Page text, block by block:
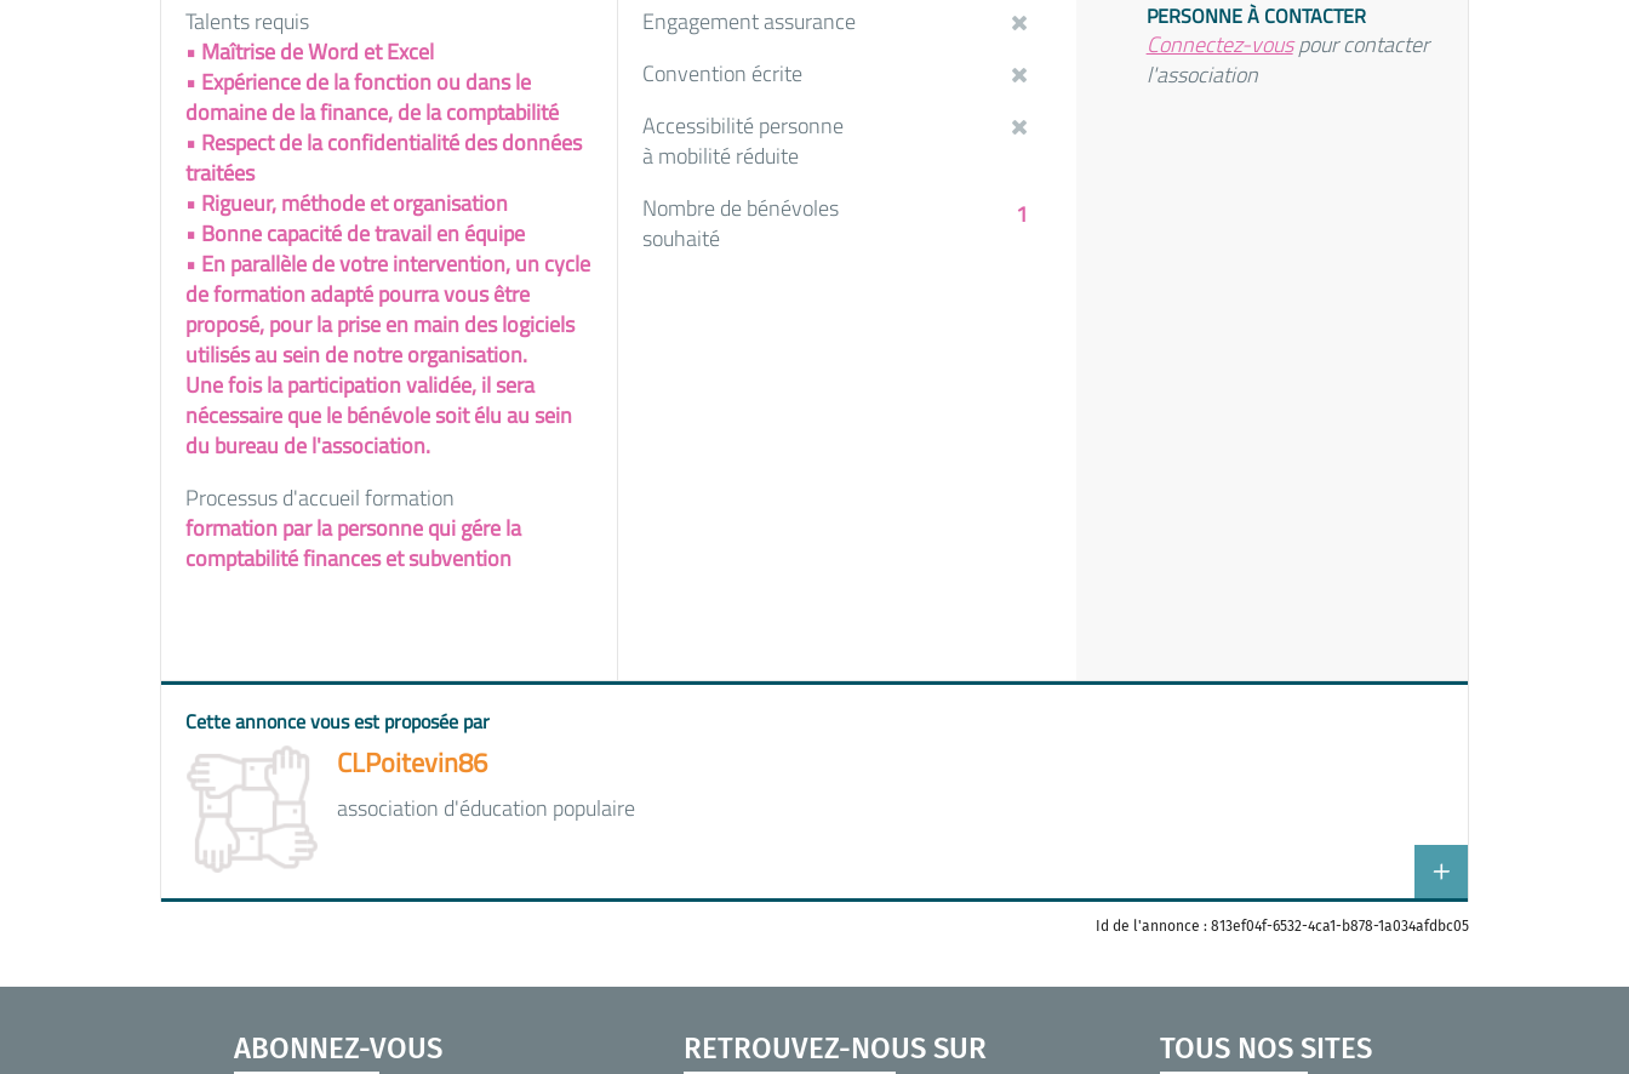
Talents requis
• Maîtrise de Word et Excel
• Expérience de la fonction ou dans le
domaine de la finance, de la comptabilité
• Respect de la confidentialité des données
traitées
• Rigueur, méthode et organisation
• Bonne capacité de travail en équipe
• En parallèle de votre intervention, un cycle
de formation adapté pourra vous être
proposé, pour la prise en main des logiciels
utilisés au sein de notre organisation.
Une fois la participation validée, il sera
nécessaire que le bénévole soit élu au sein
du bureau de l'association.
Processus d'accueil formation
formation par la personne qui gére la
comptabilité finances et subvention
Engagement assurance
Convention écrite
Accessibilité personne
à mobilité réduite
1
Nombre de bénévoles
souhaité
PERSONNE À CONTACTER
Connectez-vouspour contacter
l'association
Cette annonce vous est proposée par
CLPoitevin86
association d'éducation populaire
Id de l'annonce : 813ef04f-6532-4ca1-b878-1a034afdbc05
ABONNEZ-VOUS RETROUVEZ-NOUS SUR TOUS NOS SITES